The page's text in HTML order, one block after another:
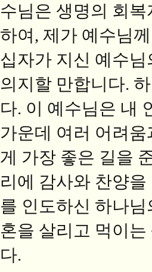
수님은 생명의 회
하여, 제가 예수님
십자가 지신 예수
의지할 만합니다.
다. 이 예수님은 내
가운데 여러 어려
게 가장 좋은 길을
리에 감사와 찬양
를 인도하신 하나
혼을 살리고 먹이
다.